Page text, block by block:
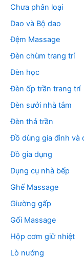
Chưa phân loại
Dao và Bộ dao
Đệm Massage
Đèn chùm trang trí
Đèn học
Đèn ốp trần trang trí
Đèn sưởi nhà tắm
Đèn thả trần
Đồ dùng gia đình và
Đồ gia dụng
Dụng cụ nhà bếp
Ghế Massage
Giường gấp
Gối Massage
Hộp cơm giữ nhiệt
Lò nướng